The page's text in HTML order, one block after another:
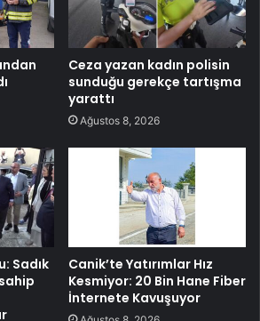
Ceza yazan kadın polisin
sunduğu gerekçe tartışma
yarattı
Ağustos 8, 2026
Sadık
Canik’te Yatırımlar Hız
Kesmiyor: 20 Bin Hane Fiber
İnternete Kavuşuyor